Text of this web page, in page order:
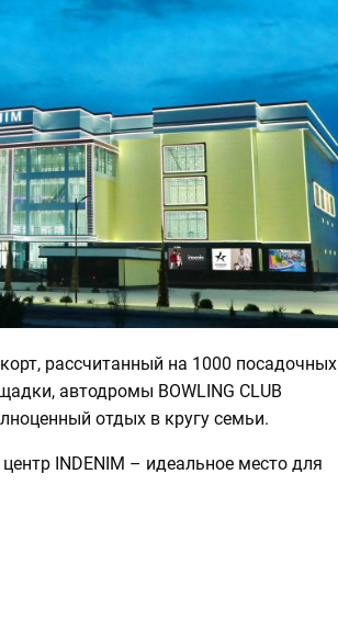
рассчитанный на 1000 посадочных
автодромы BOWLING CLUB
отдых в кругу семьи.
INDENIM – идеальное место для